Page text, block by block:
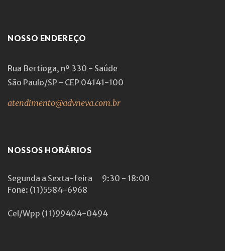
NOSSO ENDEREÇO
Rua Bertioga, nº 330 - Saúde
São Paulo/SP - CEP 04141-100
atendimento@advneva.com.br
NOSSOS HORÁRIOS
Segunda a Sexta-feira
9:30 - 18:00
Fone: (11)5584-6968
Cel/Wpp (11)99404-0494